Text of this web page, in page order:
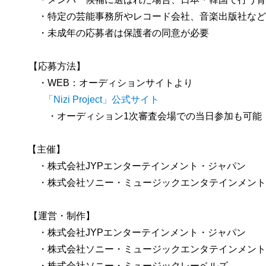
・特定の芸能事務所やレコード会社、音楽出版社な
・未成年の応募者は保護者の同意が必要
【応募方法】
・WEB：オーディションサイトより
「Nizi Project」公式サイト
・オーディション1次審査会場での当日参加も可能
【主催】
・株式会社JYPエンターテインメント・ジャパン
・株式会社ソニー・ミュージックエンタテインメント
【運営・制作】
・株式会社JYPエンターテインメント・ジャパン
・株式会社ソニー・ミュージックエンタテインメント